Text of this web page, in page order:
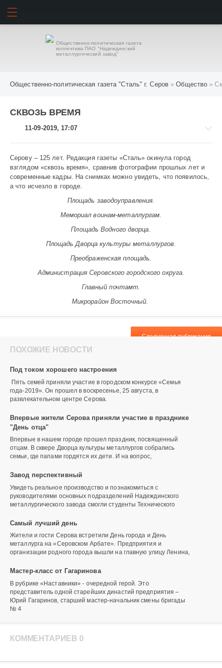
Общественно-политическая газета
коллектива ПАО "Надеждинский
металлургический завод"
Общественно-политическая газета "Сталь" г. Серов »Общество »
СКВОЗЬ ВРЕМЯ
11-09-2019, 17:07
Серову – 125 лет. Редакция газеты «Сталь» окинула город
взглядом «сквозь время», сравнив фотографии прошлых лет и
современные кадры. На снимках можно увидеть, что появилось,
а что исчезло в городе.
Площадь заводоуправления.
Мемориал воинам-металлургам.
Площадь Водного дворца.
Площадь Дворца культуры металлургов.
Преображенская площадь.
Администрация Серовского городского округа.
Главный почтамт.
Микрорайон Восточный.
Следующая публикация
ПОХОЖИЕ НОВОСТИ
Под током хорошего настроения
​​​​ Пять семей приняли участие в городском конкурсе «Семья
года-2019». Он прошел в воскресенье, 25 августа, в
развлекательном центре Серова.
Впервые жители Серова приняли участие в празднике
"День отца"
Впервые в нашем городе прошел праздник, посвященный
отцам. В сквере Дворца культуры металлургов собрались
семьи, где папами гордятся их дети. И на вопрос,
Завод перспективный
Увидеть реальное производство и познакомиться с
руководителями основных подразделений Надеждинского
металлургического завода смогли студенты Технического
Самый лучший день
Жители и гости Серова встретили День города и День
металлурга на «Серовском Арбате». Предприятия и
организации родного города вышли на главную улицу Ленина,
Мастер-класс от Гагаринова
В рубрике «Наставники» - очередной герой. Это
представитель одной старейших династий предприятия –
Юрий Гагаринов, старший мастер-начальник смены бригады
№ 4
КОММЕНТАРИЕВ 0